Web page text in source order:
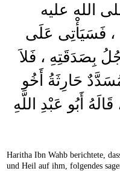
الله عليه
فَسَيَأْتِى عَلَى
بِصَدَقَتِهِ ، فَلاَ
حَارِثَةُ أَخُو
أَبُو عَبْدِ اللَّهِ
Haritha Ibn Wahb berichtete,
und Heil auf ihm, folgendes